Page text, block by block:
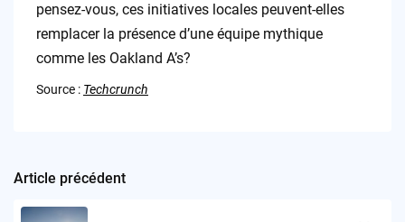
pensez-vous, ces initiatives locales peuvent-elles
remplacer la présence d’une équipe mythique
comme les Oakland A’s?
Source : Techcrunch
Post
navigation
Article précédent